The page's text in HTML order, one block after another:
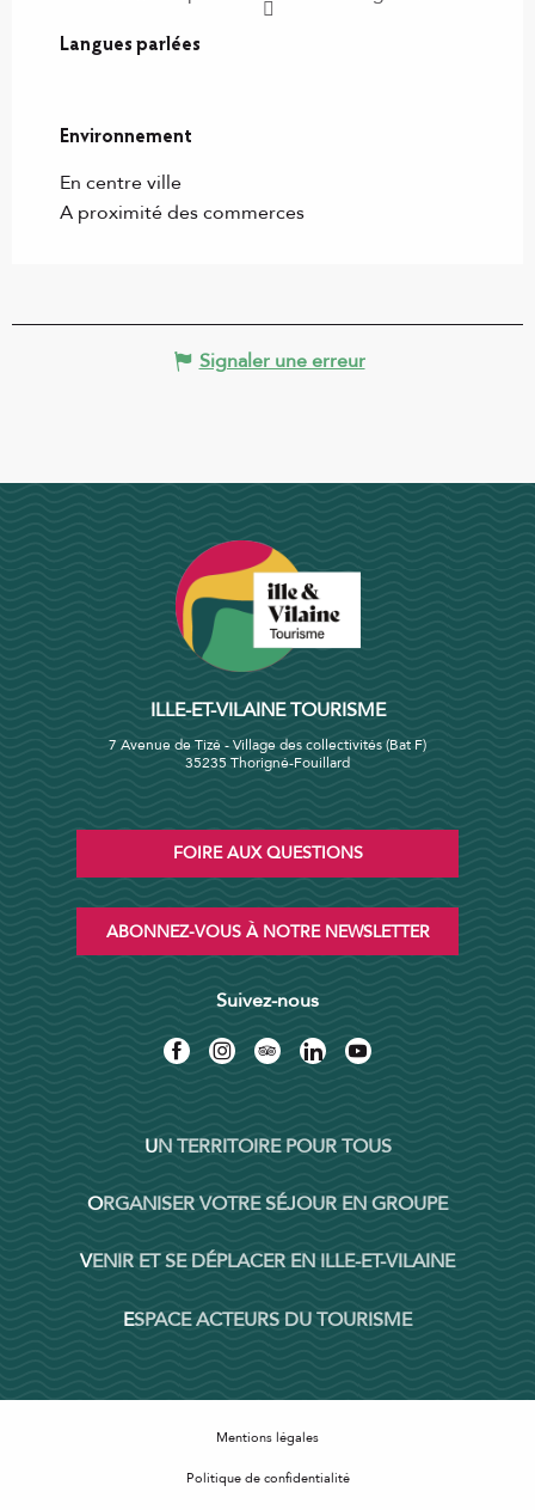
Langues parlées
Langues parlées
Environnement
Environnement
En centre ville
A proximité des commerces
Signaler une erreur
ILLE-ET-VILAINE TOURISME
7 Avenue de Tizé - Village des collectivités (Bat F)
35235 Thorigné-Fouillard
FOIRE AUX QUESTIONS
ABONNEZ-VOUS À NOTRE NEWSLETTER
Suivez-nous
UN TERRITOIRE POUR TOUS
ORGANISER VOTRE SÉJOUR EN GROUPE
VENIR ET SE DÉPLACER EN ILLE-ET-VILAINE
ESPACE ACTEURS DU TOURISME
Mentions légales
Politique de confidentialité